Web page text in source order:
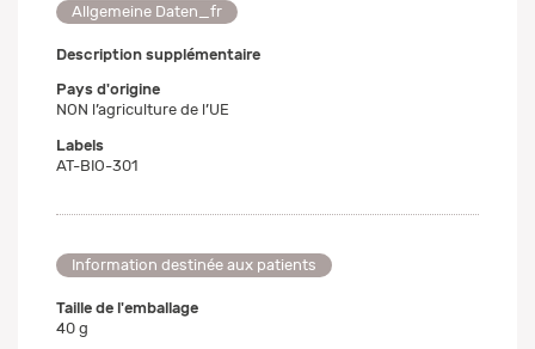
Allgemeine Daten_fr
Description supplémentaire
Pays d'origine
NON l’agriculture de l’UE
Labels
AT-BIO-301
Information destinée aux patients
Taille de l'emballage
40 g